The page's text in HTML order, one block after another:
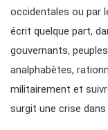
occidentales ou par
écrit quelque part,
gouvernants,
analphabètes,
militairement et
surgit une crise dans